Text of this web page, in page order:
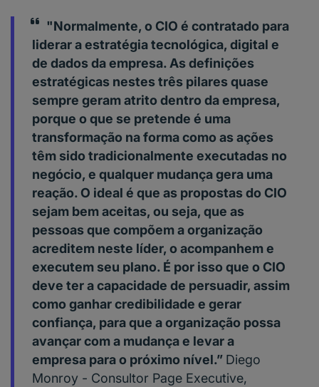
"Normalmente, o CIO é contratado para
liderar a estratégia tecnológica, digital e
de dados da empresa. As definições
estratégicas nestes três pilares quase
sempre geram atrito dentro da empresa,
porque o que se pretende é uma
transformação na forma como as ações
têm sido tradicionalmente executadas no
negócio, e qualquer mudança gera uma
reação. O ideal é que as propostas do CIO
sejam bem aceitas, ou seja, que as
pessoas que compõem a organização
acreditem neste líder, o acompanhem e
executem seu plano. É por isso que o CIO
deve ter a capacidade de persuadir, assim
como ganhar credibilidade e gerar
confiança, para que a organização possa
avançar com a mudança e levar a
empresa para o próximo nível.” Diego
Monroy - Consultor Page Executive,